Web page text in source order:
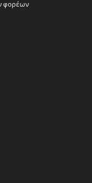
φορέων